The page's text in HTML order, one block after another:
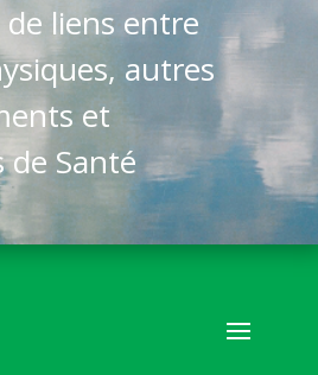
liens entre
autres
et
de Santé